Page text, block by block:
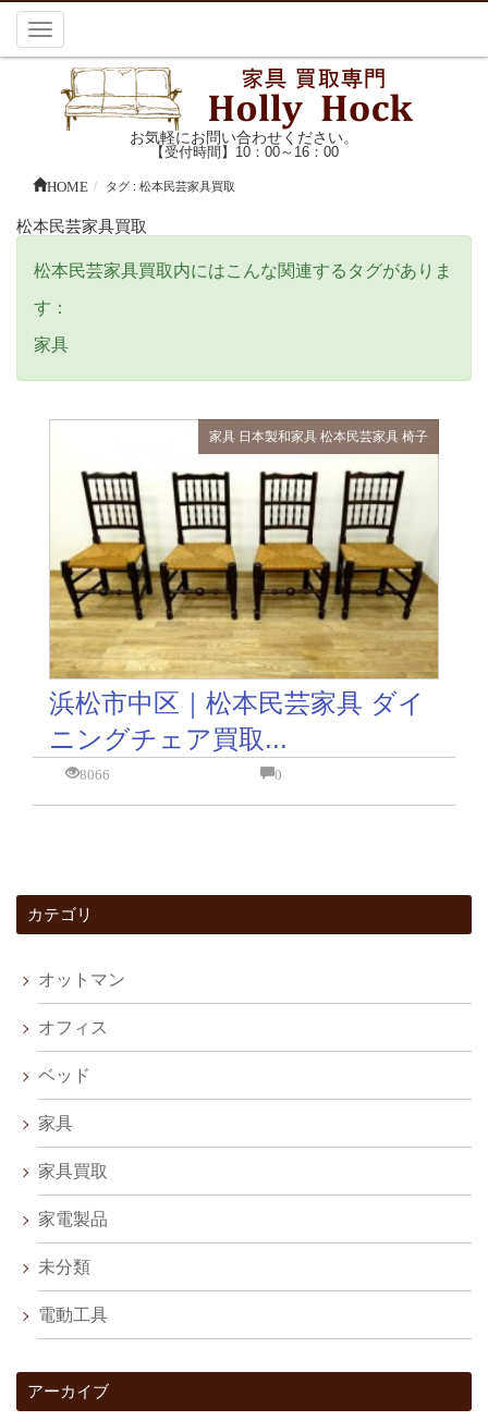
お気軽にお問い合わせください。
【受付時間】10：00～16：00
Toggle
navigation
HOME タグ : 松本民芸家具買取
松本民芸家具買取
松本民芸家具買取内にはこんな関連するタグがありま
す：
家具
家具 日本製和家具 松本民芸家具 椅子
浜松市中区｜松本民芸家具 ダイ
ニングチェア買取...
8066 0
カテゴリ
オットマン
オフィス
ベッド
家具
家具買取
家電製品
未分類
電動工具
アーカイブ